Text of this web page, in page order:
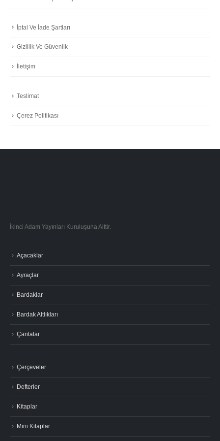
İptal Ve İade Şartları
Gizlilik Ve Güvenlik
İletişim
Teslimat
Çerez Politikası
İkinci Adam Yayınları Kuruluşuna Aittir.
Açacaklar
Ayraçlar
Bardaklar
Bardak Altlıkları
Çantalar
Çerçeveler
Defterler
Kitaplar
Mini Kitaplar